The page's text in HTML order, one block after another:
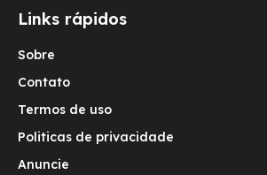
Links rápidos
Sobre
Contato
Termos de uso
Politicas de privacidade
Anuncie